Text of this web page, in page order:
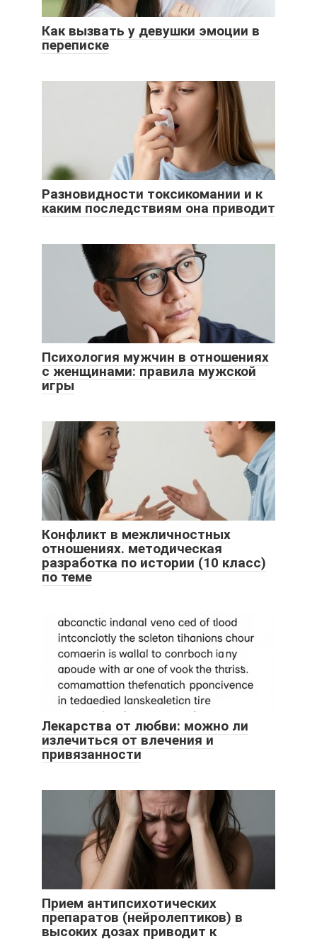
Как вызвать у девушки эмоции в
переписке
Разновидности токсикомании и к
каким последствиям она приводит
Психология мужчин в отношениях
с женщинами: правила мужской
игры
Конфликт в межличностных
отношениях. методическая
разработка по истории (10 класс)
по теме
Лекарства от любви: можно ли
излечиться от влечения и
привязанности
Прием антипсихотических
препаратов (нейролептиков) в
высоких дозах приводит к